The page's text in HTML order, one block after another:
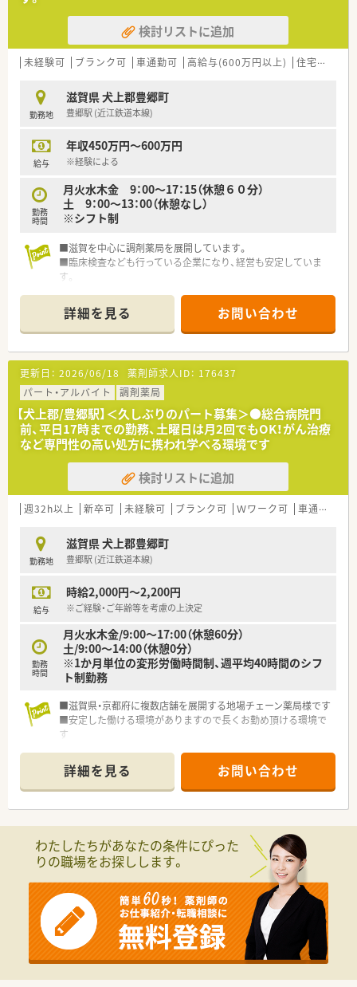
個別面談を実施しています
【求人情報について】
■ご経験や年齢を考慮の上、年収500万円から600万円の範囲で
■借上社宅制度や選択型福利厚生制度など、大手グループならで
はの充実した福利厚生があります
■年間休日は124日と多く、プライベートの時間もしっかりと確
【勤務実態について】
労働時間が特徴です
■月間の平均残業時間は8～9時間程度と少なく、ワークライフ
バランスを重視できます
て長期休暇の相談も可能です
検討リストに追加
未経験可 ブランク可 車通勤可 高給与(600万円以上) 住宅補助(手当)あり
勤務地
滋賀県 犬上郡豊郷町
豊郷駅 (近江鉄道本線)
給与
年収450万円～600万円
※経験による
勤務
時間
月火水木金 9：00～17：15（休憩６０分）
土 9：00～13：00（休憩なし）
※シフト制
■滋賀を中心に調剤薬局を展開しています。
■臨床検査なども行っている企業になり、経営も安定していま
す。
詳細を見る お問い合わせ
更新日： 2026/06/18 薬剤師求人ID： 176437
パート・アルバイト
調剤薬局
【犬上郡/豊郷駅】＜久しぶりのパート募集＞●総合病院門
前、平日17時までの勤務、土曜日は月2回でもOK！がん治療
など専門性の高い処方に携われ学べる環境です
検討リストに追加
週32h以上 新卒可 未経験可 ブランク可 Ｗワーク可 車通勤可
勤務地
滋賀県 犬上郡豊郷町
豊郷駅 (近江鉄道本線)
給与
時給2,000円～2,200円
※ご経験・ご年齢等を考慮の上決定
勤務
時間
月火水木金/9:00～17:00（休憩60分）
土/9:00～14:00（休憩0分）
※1か月単位の変形労働時間制、週平均40時間のシフ
ト制勤務
■滋賀県・京都府に複数店舗を展開する地場チェーン薬局様です
■安定した働ける環境がありますので長くお勤め頂ける環境で
す
■今ならご勤務曜日・時間などご相談可能です
詳細を見る お問い合わせ
わたしたちがあなたの条件にぴった
りの職場をお探しします。